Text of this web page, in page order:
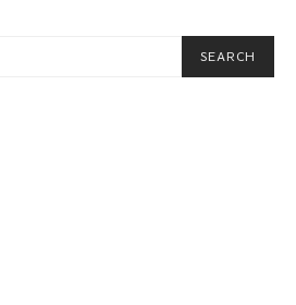
results are available use up and
SEARCH